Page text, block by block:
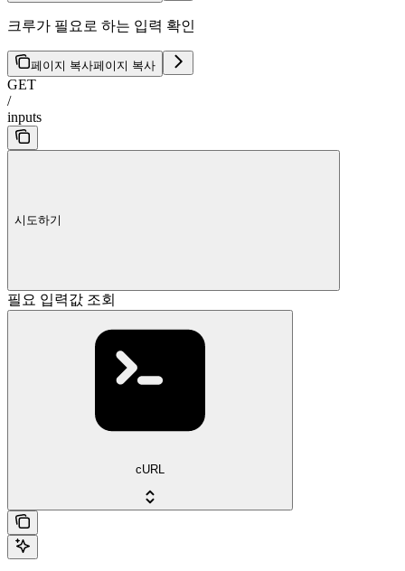
크루가 필요로 하는 입력 확인
페이지 복사페이지 복사
GET
/
inputs
시도하기
필요 입력값 조회
cURL